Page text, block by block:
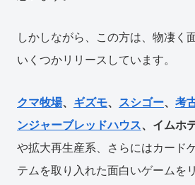
しかしながら、この方は、物凄く
いくつかリリースしています。
クマ牧場、 ギズモ、 スシゴー、 考
ンジャーブレッドハウス、イムホ
や拡大再生産系、さらにはカード
テムを取り入れた面白いゲームを